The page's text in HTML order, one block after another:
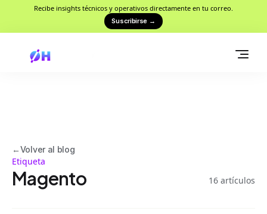
Recibe insights técnicos y operativos directamente en tu correo.
Suscribirse →
←Volver al blog
Etiqueta
Magento 16 artículos